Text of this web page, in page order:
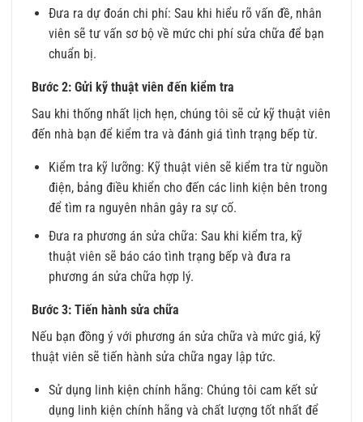
Đưa ra dự đoán chi phí: Sau khi hiểu rõ vấn đề, nhân
viên sẽ tư vấn sơ bộ về mức chi phí sửa chữa để bạn
chuẩn bị.
Bước 2: Gửi kỹ thuật viên đến kiểm tra
Sau khi thống nhất lịch hẹn, chúng tôi sẽ cử kỹ thuật viên
đến nhà bạn để kiểm tra và đánh giá tình trạng bếp từ.
Kiểm tra kỹ lưỡng: Kỹ thuật viên sẽ kiểm tra từ nguồn
điện, bảng điều khiển cho đến các linh kiện bên trong
để tìm ra nguyên nhân gây ra sự cố.
Đưa ra phương án sửa chữa: Sau khi kiểm tra, kỹ
thuật viên sẽ báo cáo tình trạng bếp và đưa ra
phương án sửa chữa hợp lý.
Bước 3: Tiến hành sửa chữa
Nếu bạn đồng ý với phương án sửa chữa và mức giá, kỹ
thuật viên sẽ tiến hành sửa chữa ngay lập tức.
Sử dụng linh kiện chính hãng: Chúng tôi cam kết sử
dụng linh kiện chính hãng và chất lượng tốt nhất để